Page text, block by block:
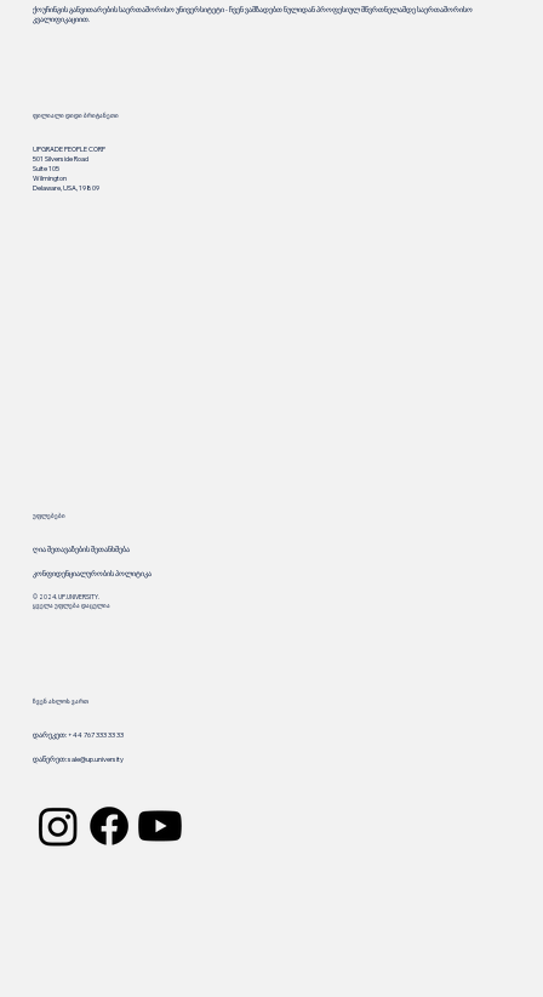
ქოუჩინგის განვითარების საერთაშორისო უნივერსიტეტი - ჩვენ ვამზადებთ ნულიდან პროფესიულ მწვრთნელამდე საერთაშორისო
კვალიფიკაციით.
ფილიალი დიდი ბრიტანეთი
UPGRADE PEOPLE CORP
501 Silverside Road
Suite 105
Wilmington
Delaware, USA, 19809
უფლებები
ღია შეთავაზების შეთანხმება
კონფიდენციალურობის პოლიტიკა
© 2024. UP.UNIVERSITY.
ყველა უფლება დაცულია
ჩვენ ახლოს ვართ
დაწერეთ:sale@up.university
დარეკეთ: +44 767 333 33 33